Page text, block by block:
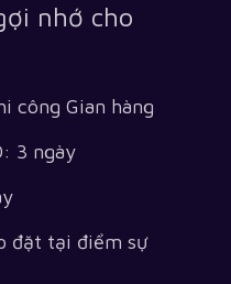
nhớ cho
công Gian hàng
3 ngày
đặt tại điểm sự